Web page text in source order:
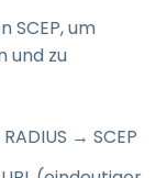
SCEP, um
und zu
→ SCEP